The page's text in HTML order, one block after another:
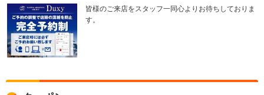
皆様のご来店をスタッフ一同心よりお待ちしておりま
す。